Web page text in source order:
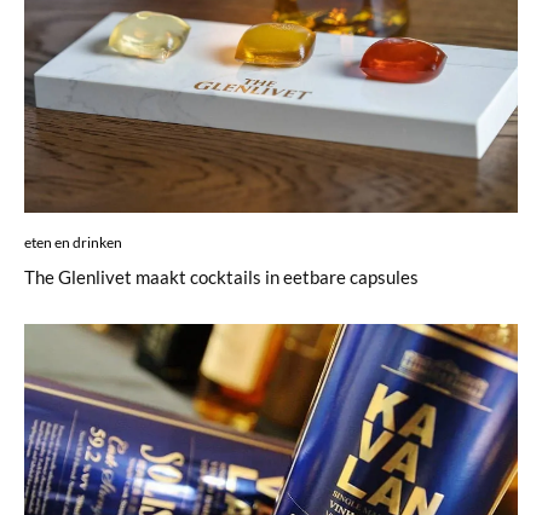
eten en drinken
The Glenlivet maakt cocktails in eetbare capsules